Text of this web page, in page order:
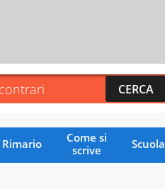
Rimario
Come si
scrive
Scuola